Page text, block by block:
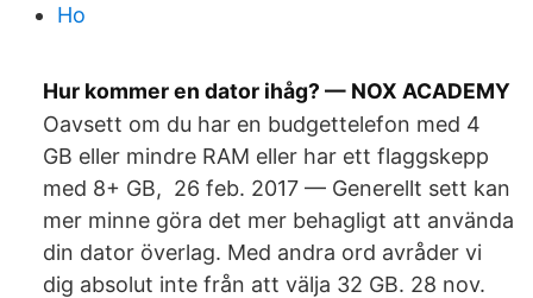
Ho
Hur kommer en dator ihåg? — NOX ACADEMY
Oavsett om du har en budgettelefon med 4
GB eller mindre RAM eller har ett flaggskepp
med 8+ GB, 26 feb. 2017 — Generellt sett kan
mer minne göra det mer behagligt att använda
din dator överlag. Med andra ord avråder vi
dig absolut inte från att välja 32 GB. 28 nov.